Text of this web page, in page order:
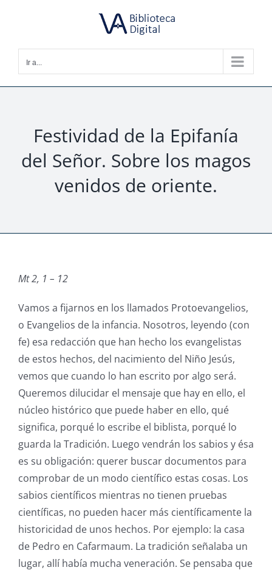
Ir a...
Festividad de la Epifanía
del Señor. Sobre los magos
venidos de oriente.
Mt 2, 1 – 12
Vamos a fijarnos en los llamados Protoevangelios,
o Evangelios de la infancia. Nosotros, leyendo (con
fe) esa redacción que han hecho los evangelistas
de estos hechos, del nacimiento del Niño Jesús,
vemos que cuando lo han escrito por algo será.
Queremos dilucidar el mensaje que hay en ello, el
núcleo histórico que puede haber en ello, qué
significa, porqué lo escribe el biblista, porqué lo
guarda la Tradición. Luego vendrán los sabios y ésa
es su obligación: querer buscar documentos para
comprobar de un modo científico estas cosas. Los
sabios científicos mientras no tienen pruebas
científicas, no pueden hacer más científicamente la
historicidad de unos hechos. Por ejemplo: la casa
de Pedro en Cafarmaum. La tradición señalaba un
lugar, allí había mucha veneración. Se pensaba que